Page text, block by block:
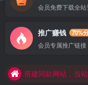
会员免费下载全站
推广赚钱
70%
会员专属推广链接
搭建同款网站，当
搭建同款网站，当